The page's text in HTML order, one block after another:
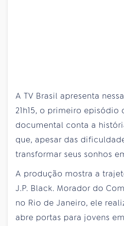
A TV Brasil apresenta
21h15, o primeiro episódio
documental conta a
que, apesar das
transformar seus sonhos
A produção mostra a
J.P. Black. Morador do
no Rio de Janeiro, ele
abre portas para jovens